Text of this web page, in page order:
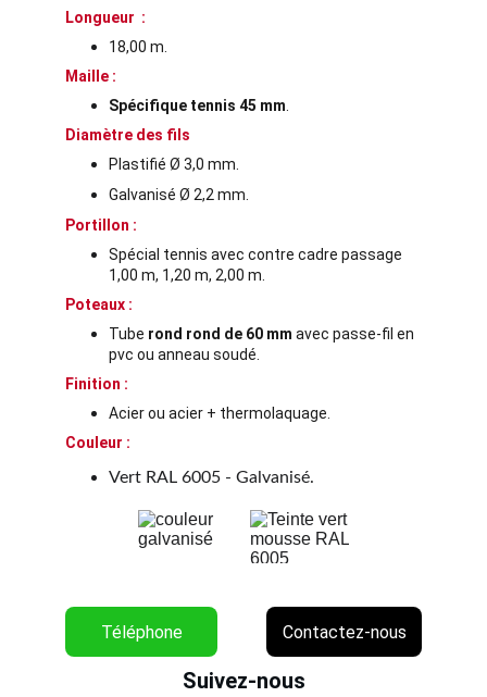
Longueur  :
18,00 m.
Maille :
Spécifique tennis 45 mm
Diamètre des fils
Plastifié Ø 3,0 mm.
Galvanisé Ø 2,2 mm.
Portillon :
Spécial tennis avec contre cadre passage
1,00 m, 1,20 m, 2,00 m.
Poteaux :
Tube rond rond de 60 mm avec passe-fil en
pvc ou anneau soudé.
Finition :
Acier ou acier + thermolaquage.
Couleur :
Vert RAL 6005 - Galvanisé.
Contactez-nous
Suivez-nous
Téléphone